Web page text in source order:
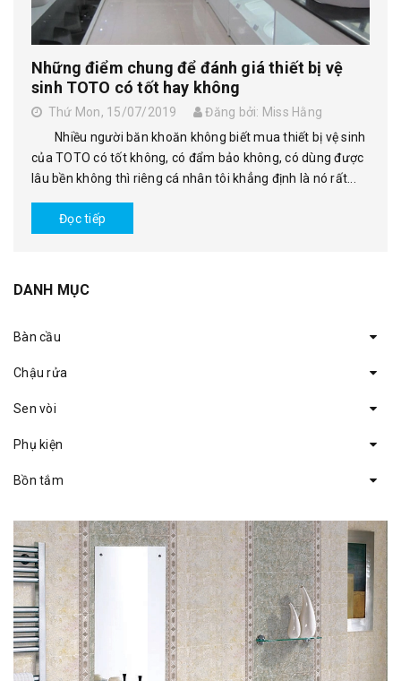
Những điểm chung để đánh giá thiết bị vệ
sinh TOTO có tốt hay không
Thứ Mon, 15/07/2019
Đăng bởi: Miss Hằng
Nhiều người băn khoăn không biết mua thiết bị vệ sinh
của TOTO có tốt không, có đẩm bảo không, có dùng được
lâu bền không thì riêng cá nhân tôi khẳng định là nó rất...
Đọc tiếp
DANH MỤC
Bàn cầu
Chậu rửa
Sen vòi
Phụ kiện
Bồn tắm